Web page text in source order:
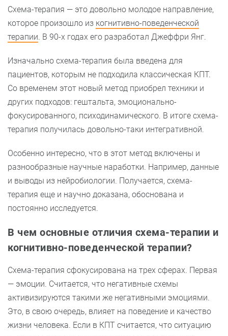
Схема-терапия — это довольно молодое направление,
которое произошло из когнитивно-поведенческой
терапии. В 90-х годах его разработал Джеффри Янг.
Изначально схема-терапия была введена для
пациентов, которым не подходила классическая КПТ.
Со временем этот новый метод приобрел техники и
других подходов: гештальта, эмоционально-
фокусированного, психодинамического. В итоге схема-
терапия получилась довольно-таки интегративной.
Особенно интересно, что в этот метод включены и
разнообразные научные наработки. Например, данные
и выводы из нейробиологии. Получается, схема-
терапия еще и научно доказана, обоснована и
постоянно исследуется.
В чем основные отличия схема-терапии и
когнитивно-поведенческой терапии?
Схема-терапия сфокусирована на трех сферах. Первая
— эмоции. Считается, что негативные схемы
активизируются такими же негативными эмоциями.
Это, в свою очередь, влияет на поведение и качество
жизни человека. Если в КПТ считается, что ситуацию